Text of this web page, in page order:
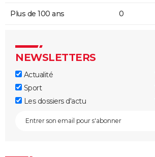
Plus de 100 ans 0
NEWSLETTERS
Actualité
Sport
Les dossiers d'actu